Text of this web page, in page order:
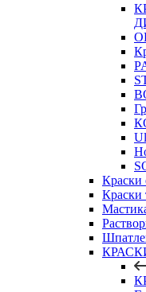
Краски
Краски